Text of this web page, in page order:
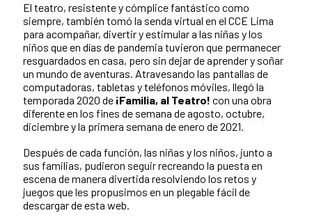
El teatro, resistente y cómplice fantástico como
siempre, también tomó la senda virtual en el CCE Lima
para acompañar, divertir y estimular a las niñas y los
niños que en días de pandemia tuvieron que permanecer
resguardados en casa, pero sin dejar de aprender y soñar
un mundo de aventuras. Atravesando las pantallas de
computadoras, tabletas y teléfonos móviles, llegó la
temporada 2020 de ¡Familia, al Teatro! con una obra
diferente en los fines de semana de agosto, octubre,
diciembre y la primera semana de enero de 2021.
Después de cada función, las niñas y los niños, junto a
sus familias, pudieron seguir recreando la puesta en
escena de manera divertida resolviendo los retos y
juegos que les propusimos en un plegable fácil de
descargar de esta web.